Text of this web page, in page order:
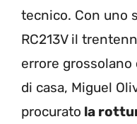
tecnico. Con uno
RC213V il
errore grossolano
di casa, Miguel
procurato la